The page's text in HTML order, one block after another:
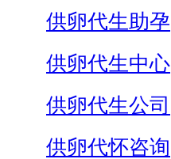
供卵代生助孕
供卵代生中心
供卵代生公司
供卵代怀咨询